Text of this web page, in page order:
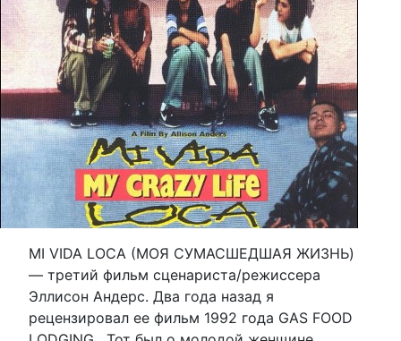
MI VIDA LOCA (МОЯ СУМАСШЕДШАЯ ЖИЗНЬ)
— третий фильм сценариста/режиссера
Эллисон Андерс. Два года назад я
рецензировал ее фильм 1992 года GAS FOOD